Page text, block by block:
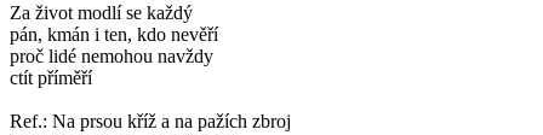
Za život modlí se každý
pán, kmán i ten, kdo nevěří
proč lidé nemohou navždy
ctít příměří
Ref.: Na prsou kříž a na pažích zbroj